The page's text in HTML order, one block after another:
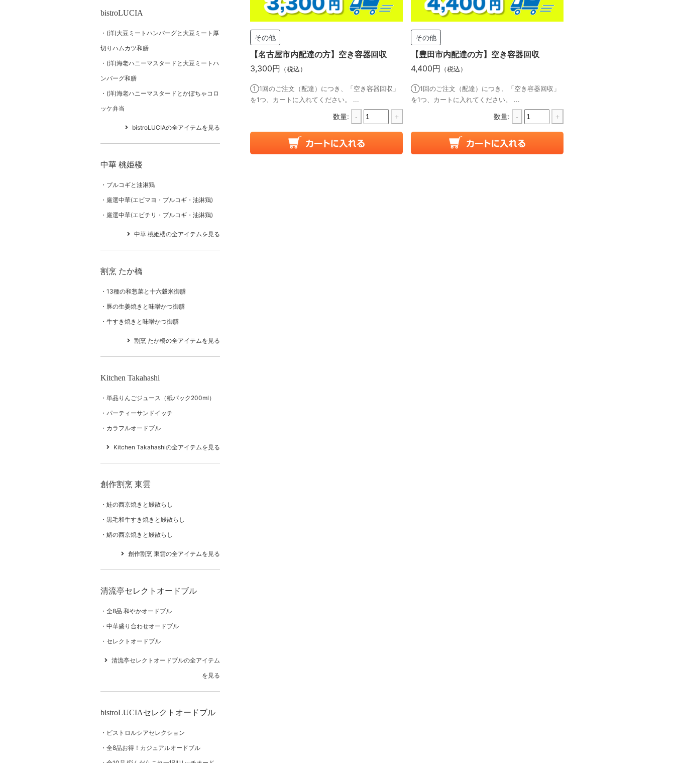
その他
【名古屋市内配達の方】空き容器回収
3,300円 （税込）
①1回のご注文（配達）につき、「空き容器回収」
を1つ、カートに入れてください。 ...
数量: - +
その他
【豊田市内配達の方】空き容器回収
4,400円 （税込）
①1回のご注文（配達）につき、「空き容器回収」
を1つ、カートに入れてください。 ...
数量: - +
bistroLUCIA
(洋)大豆ミートハンバーグと大豆ミート厚
切りハムカツ和膳
(洋)海老ハニーマスタードと大豆ミートハ
ンバーグ和膳
(洋)海老ハニーマスタードとかぼちゃコロ
ッケ弁当
bistroLUCIAの全アイテムを見る
中華 桃姫楼
プルコギと油淋鶏
厳選中華(エビマヨ・プルコギ・油淋鶏)
厳選中華(エビチリ・プルコギ・油淋鶏)
中華 桃姫楼の全アイテムを見る
割烹 たか橋
13種の和惣菜と十六穀米御膳
豚の生姜焼きと味噌かつ御膳
牛すき焼きと味噌かつ御膳
割烹 たか橋の全アイテムを見る
Kitchen Takahashi
単品りんごジュース（紙パック200ml）
パーティーサンドイッチ
カラフルオードブル
Kitchen Takahashiの全アイテムを見る
創作割烹 東雲
鮭の西京焼きと鰻散らし
黒毛和牛すき焼きと鰻散らし
鰆の西京焼きと鰻散らし
創作割烹 東雲の全アイテムを見る
清流亭セレクトオードブル
全8品 和やかオードブル
中華盛り合わせオードブル
セレクトオードブル
清流亭セレクトオードブルの全アイテム
を見る
bistroLUCIAセレクトオードブル
ビストロルシアセレクション
全8品お得！カジュアルオードブル